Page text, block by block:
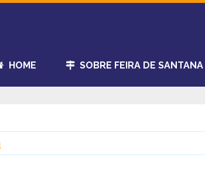
HOME SOBRE FEIRA DE SANTANA